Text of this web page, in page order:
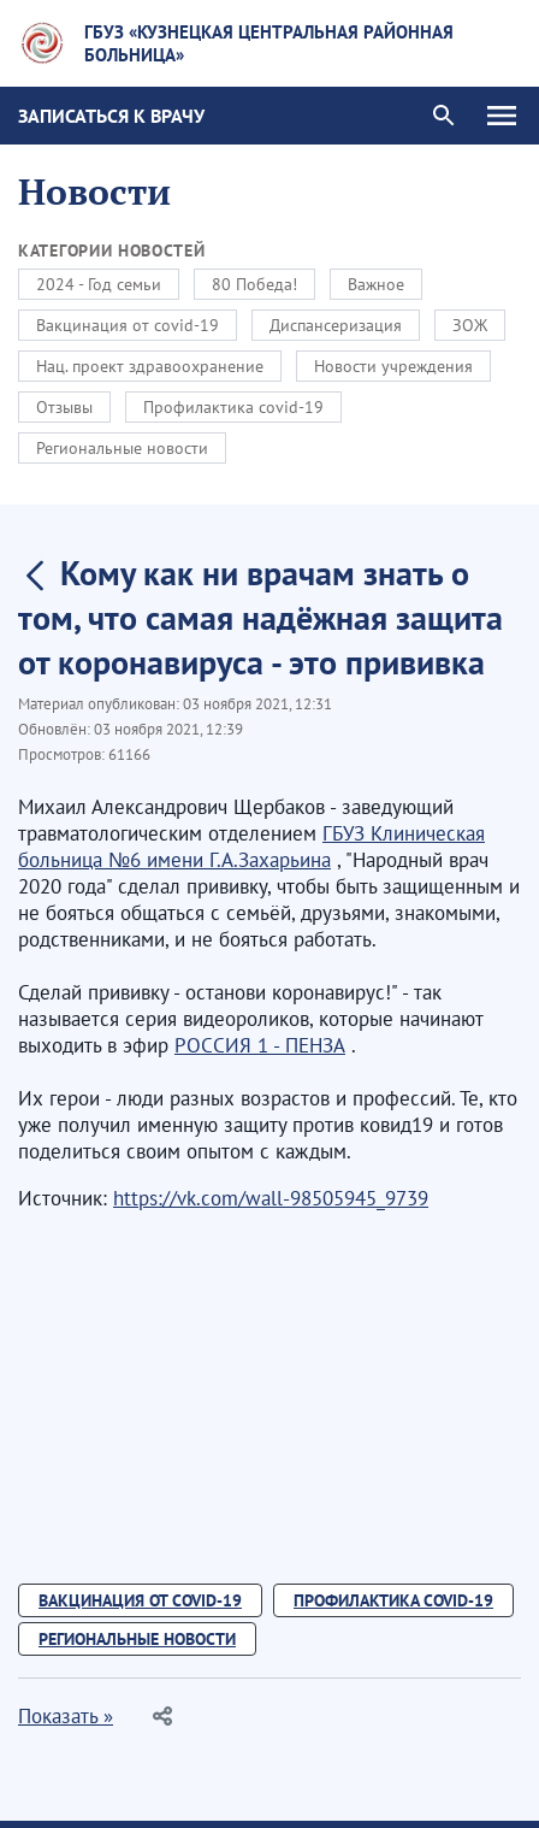
ГБУЗ «КУЗНЕЦКАЯ ЦЕНТРАЛЬНАЯ РАЙОННАЯ
БОЛЬНИЦА»
ЗАПИСАТЬСЯ К ВРАЧУ
Новости
КАТЕГОРИИ НОВОСТЕЙ
2024 - Год семьи
80 Победа!
Важное
Вакцинация от covid-19
Диспансеризация
ЗОЖ
Нац. проект здравоохранение
Новости учреждения
Отзывы
Профилактика covid-19
Региональные новости
Кому как ни врачам знать о
том, что самая надёжная защита
от коронавируса - это прививка
Материал опубликован:03 ноября 2021, 12:31
Обновлён:03 ноября 2021, 12:39
Просмотров:61166
Михаил Александрович Щербаков - заведующий
травматологическим отделением ГБУЗ Клиническая
больница №6 имени Г.А.Захарьина , "Народный врач
2020 года" сделал прививку, чтобы быть защищенным и
не бояться общаться с семьёй, друзьями, знакомыми,
родственниками, и не бояться работать.
Сделай прививку - останови коронавирус!" - так
называется серия видеороликов, которые начинают
выходить в эфир РОССИЯ 1 - ПЕНЗА .
Их герои - люди разных возрастов и профессий. Те, кто
уже получил именную защиту против ковид19 и готов
поделиться своим опытом с каждым.
Источник: https://vk.com/wall-98505945_9739
ВАКЦИНАЦИЯ ОТ COVID-19
ПРОФИЛАКТИКА COVID-19
РЕГИОНАЛЬНЫЕ НОВОСТИ
Показать »